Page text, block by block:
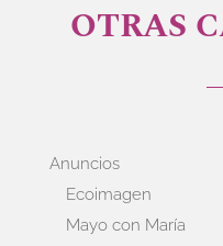
OTRAS
Anuncios
Ecoimagen
Mayo con María